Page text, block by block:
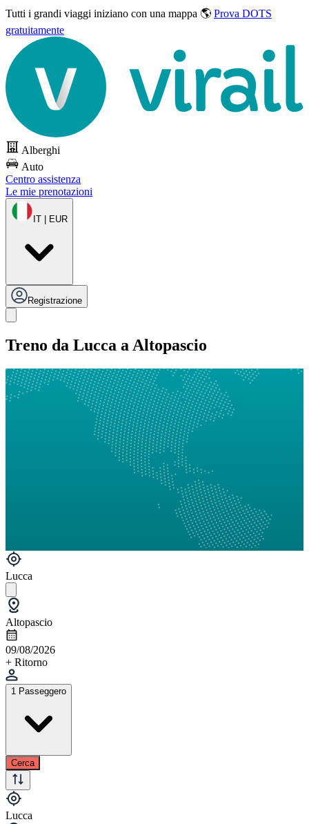
Tutti i grandi viaggi iniziano con una mappa 🌎 Prova DOTS
gratuitamente
Alberghi
Auto
Centro assistenza
Le mie prenotazioni
IT | EUR
Registrazione
Treno da Lucca a Altopascio
Lucca
Altopascio
09/08/2026
+ Ritorno
1 Passeggero
Cerca
Lucca